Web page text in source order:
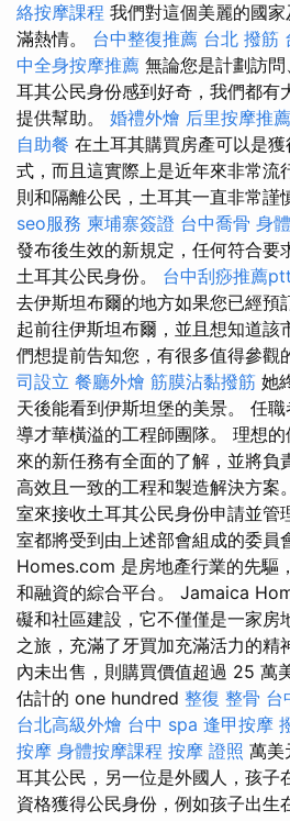
絡按摩課程 我們對這個美麗的國
滿熱情。 台中整復推薦 台北 撥筋
中全身按摩推薦 無論您是計劃訪
耳其公民身份感到好奇，我們都有
提供幫助。 婚禮外燴 后里按摩推薦
自助餐 在土耳其購買房產可以是
式，而且這實際上是近年來非常流
則和隔離公民，土耳其一直非常謹
seo服務 柬埔寨簽證 台中喬骨 身
發布後生效的新規定，任何符合要
土耳其公民身份。 台中刮痧推薦ptt
去伊斯坦布爾的地方如果您已經預
起前往伊斯坦布爾，並且想知道該
們想提前告知您，有很多值得參觀
司設立 餐廳外燴 筋膜沾黏撥筋 她
天後能看到伊斯坦堡的美景。 任
導才華橫溢的工程師團隊。 理想
來的新任務有全面的了解，並將負
高效且一致的工程和製造解決方案
室來接收土耳其公民身份申請並管
室都將受到由上述部會組成的委
Homes.com 是房地產行業的先驅
和融資的綜合平台。 Jamaica
礙和社區建設，它不僅僅是一家房
之旅，充滿了牙買加充滿活力的
內未出售，則購買價值超過 25 萬
估計的 one hundred 整復 整骨 台
台北高級外燴 台中 spa 逢甲按摩
按摩 身體按摩課程 按摩 證照 萬美
耳其公民，另一位是外國人，孩子
資格獲得公民身份，例如孩子出生